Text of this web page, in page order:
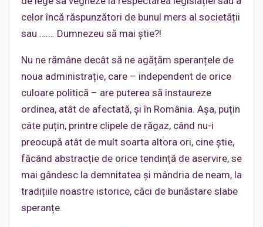
celor încă răspunzători de bunul mers al societății
sau ……. Dumnezeu să mai știe?!
Nu ne rămâne decât să ne agățăm speranțele de
noua administrație, care – independent de orice
culoare politică – are puterea să instaureze
ordinea, atât de afectată, și în România. Așa, puțin
câte puțin, printre clipele de răgaz, când nu-i
preocupă atât de mult soarta altora ori, cine știe,
făcând abstracție de orice tendință de aservire, se
mai gândesc la demnitatea și mândria de neam, la
tradițiile noastre istorice, căci de bunăstare slabe
speranțe.